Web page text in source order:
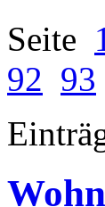
Seite
92 93